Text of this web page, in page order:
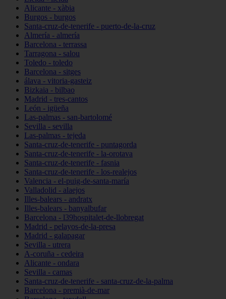
Alicante - xàbia
Burgos - burgos
Santa-cruz-de-tenerife - puerto-de-la-cruz
Almería - almería
Barcelona - terrassa
Tarragona - salou
Toledo - toledo
Barcelona - sitges
álava - vitoria-gasteiz
Bizkaia - bilbao
Madrid - tres-cantos
León - igüeña
Las-palmas - san-bartolomé
Sevilla - sevilla
Las-palmas - tejeda
Santa-cruz-de-tenerife - puntagorda
Santa-cruz-de-tenerife - la-orotava
Santa-cruz-de-tenerife - fasnia
Santa-cruz-de-tenerife - los-realejos
Valencia - el-puig-de-santa-maría
Valladolid - alaejos
Illes-balears - andratx
Illes-balears - banyalbufar
Barcelona - l39hospitalet-de-llobregat
Madrid - pelayos-de-la-presa
Madrid - galapagar
Sevilla - utrera
A-coruña - cedeira
Alicante - ondara
Sevilla - camas
Santa-cruz-de-tenerife - santa-cruz-de-la-palma
Barcelona - premià-de-mar